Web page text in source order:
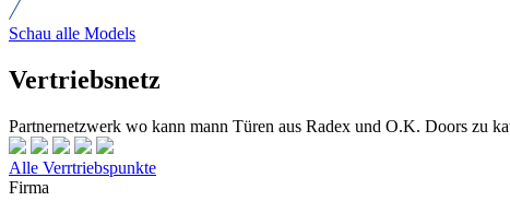
Schau alle Models
Vertriebsnetz
Partnernetzwerk wo kann mann Türen aus Radex und O.K. Doors zu
Alle Verrtriebspunkte
Firma